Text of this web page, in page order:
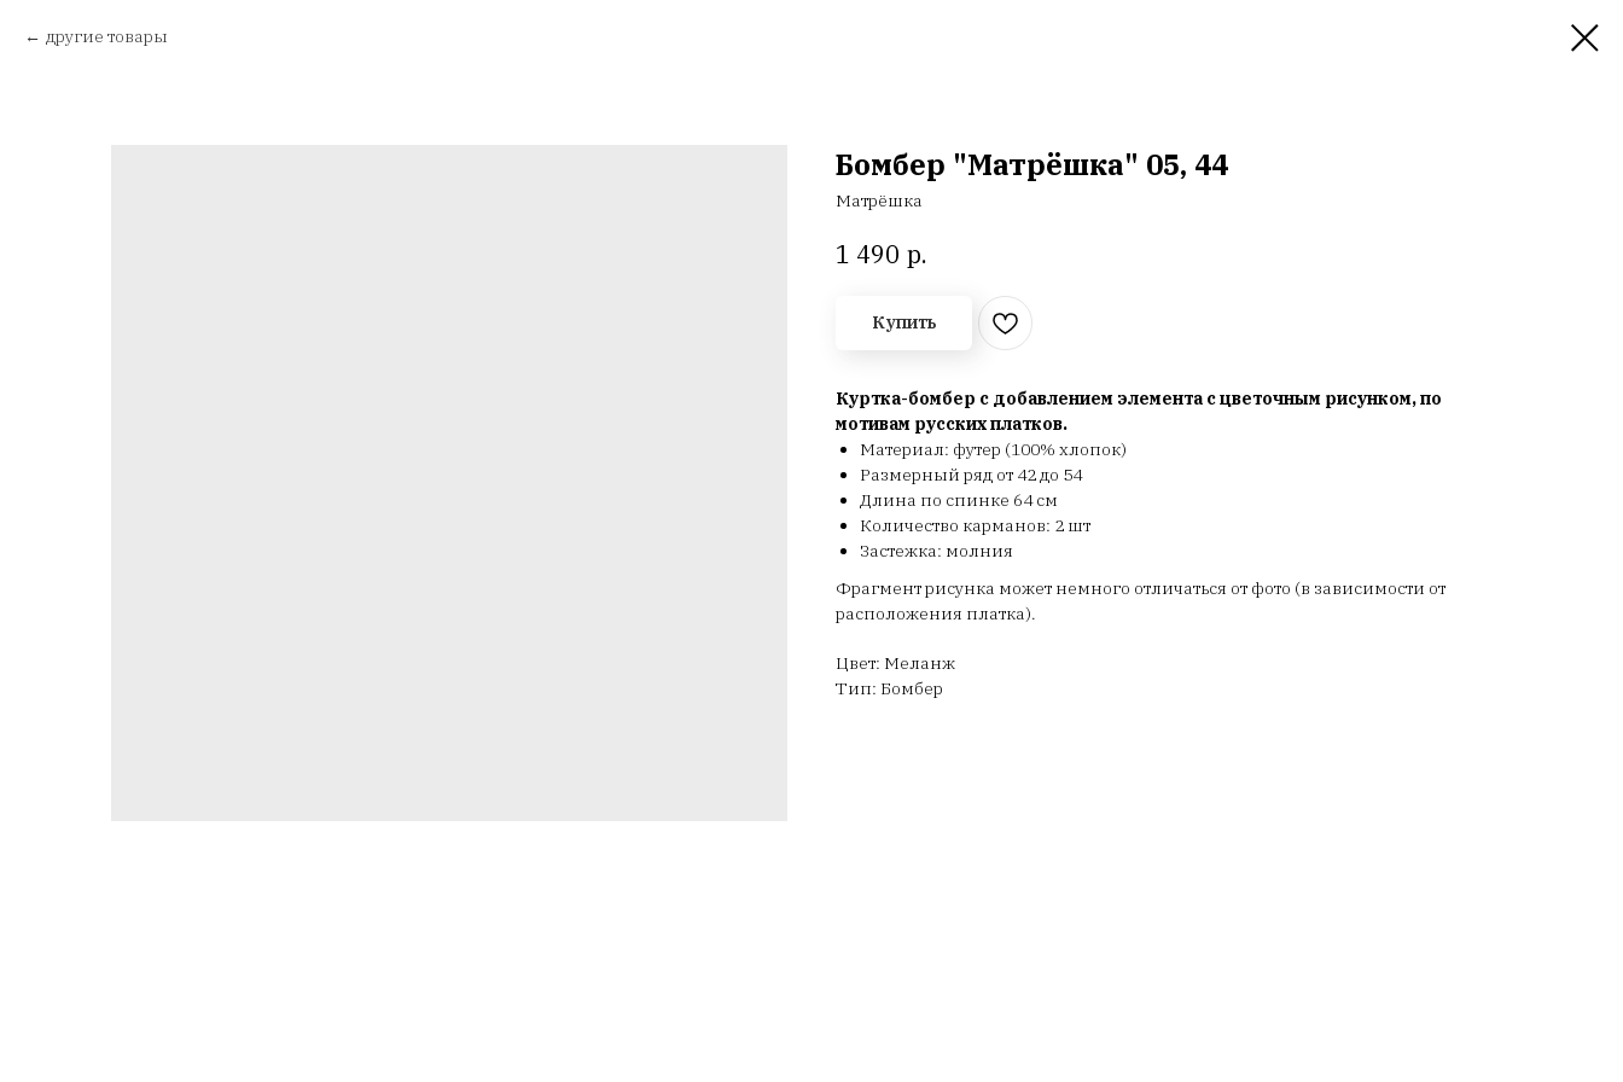
другие товары
Бомбер "Матрёшка" 05, 44
Матрёшка
1 490 р.
Купить
Куртка-бомбер с добавлением элемента с цветочным рисунком, по
мотивам русских платков.
Материал: футер (100% хлопок)
Размерный ряд от 42 до 54
Длина по спинке 64 см
Количество карманов: 2 шт
Застежка: молния
Фрагмент рисунка может немного отличаться от фото (в зависимости от
расположения платка).
Цвет: Меланж
Тип: Бомбер